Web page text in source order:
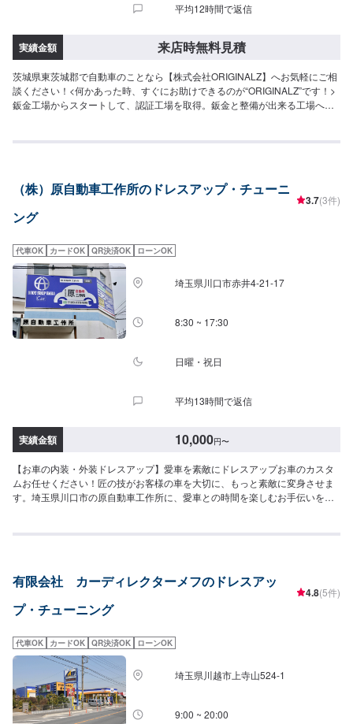
平均12時間で返信
実績金額 来店時無料見積
茨城県東茨城郡で自動車のことなら【株式会社ORIGINALZ】へお気軽にご相
談ください！<何かあった時、すぐにお助けできるのが“ORIGINALZ”です！>
鈑金工場からスタートして、認証工場を取得。鈑金と整備が出来る工場へと
す。信頼と安心をお届けし、最後には笑顔になっていただけるよう努めま
スタムなどにも力を入れ、工場での一貫作業として今までのノウハウを生か
しております。当店はただ車を修理したり販売するだけでなく、お客様に何
かあった時にすぐに駆け付け、相談に乗り、対応から解決まで導くことがで
の身近な相談役」として、お困りの際はお気軽にご相談ください。【1】オフ
ァーにてお問い合わせ【2】お見積り【3】お見積りにご納得いただければ作
業開始【4】仕上がり次第納車-----納期について-----納期は通常2日～3日程度
で納車となります。(要相談)納期は前後する場合がございます。予めご了承く
ださい。-----代車について-----代車をご用意しています。お車の作業中は代車
をご利用ください。※代車の燃料代はお客様にご負担いただいております。---
--ご来店時の注意、受付方法-----お客様をお待たせしないために、お越しの際
停めください。受付はスタッフへ「メンテモで予約しました」とお伝えくだ
（株）原自動車工作所のドレスアップ・チューニ
ング
3.7(3件)
代車OK カードOK QR決済OK ローンOK
埼玉県川口市赤井4-21-17
8:30 ~ 17:30
日曜・祝日
平均13時間で返信
実績金額 10,000円〜
【お車の内装・外装ドレスアップ】愛車を素敵にドレスアップお車のカスタ
ムお任せください！匠の技がお客様の車を大切に、もっと素敵に変身させま
す。埼玉県川口市の原自動車工作所に、愛車との時間を楽しむお手伝いをさ
ロリヤスポイラーTOM'Sスポイラーフォグイカリング仕様サイドミラーライ
ダックスガーデンアイラインウェストウィング等【作業実績】スズキワゴン
RMC22S5,940円【パーツ持ち込み可能】持ち込みパーツの対応もいたしま
す。※パーツの不備などにより、取り付けができなかった場合でも、動作確認
ださい。【代車について】無料代車（無保険時）を24台ご用意しておりま
す。燃料代はお客さま負担となりますので、ご了承ください。【営業時間・
定休日】営業時間：8:30〜17:30定休日：日・祝・第一、第三月曜日
有限会社 カーディレクターメフのドレスアッ
プ・チューニング
4.8(5件)
代車OK カードOK QR決済OK ローンOK
埼玉県川越市上寺山524-1
9:00 ~ 20:00